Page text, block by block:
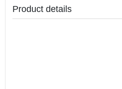
Product details